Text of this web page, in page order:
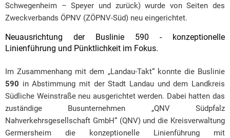
Schwegenheim – Speyer und zurück) wurde von Seiten des
Zweckverbands ÖPNV (ZÖPNV-Süd) neu eingerichtet.
Neuausrichtung der Buslinie 590 - konzeptionelle
Linienführung und Pünktlichkeit im Fokus.
Im Zusammenhang mit dem „Landau-Takt“ konnte die Buslinie
590 in Abstimmung mit der Stadt Landau und dem Landkreis
Südliche Weinstraße neu ausgerichtet werden. Dabei hatten das
zuständige Busunternehmen „QNV Südpfalz
Nahverkehrsgesellschaft GmbH“ (QNV) und die Kreisverwaltung
Germersheim die konzeptionelle Linienführung mit